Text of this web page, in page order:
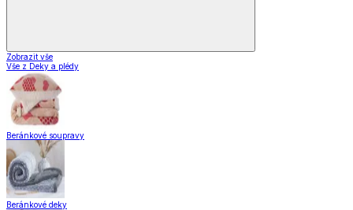
Zobrazit vše
Vše z Deky a plédy
Beránkové soupravy
Beránkové deky